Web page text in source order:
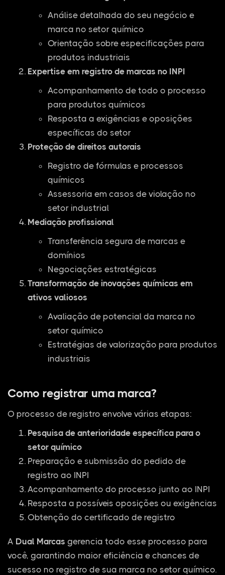
Análise detalhada do seu negócio e
marca no setor químico
Orientação sobre especificações para
produtos industriais
Expertise em registro de marcas no INPI
Acompanhamento de todo o processo
para produtos químicos
Resposta a exigências e oposições
específicas do setor
Proteção de direitos autorais
Registro de fórmulas e processos
químicos
Assessoria em casos de violação no
setor industrial
Mediação profissional
Transferência segura de marcas e
domínios
Negociações estratégicas
Transformação de inovações químicas em
ativos valiosos
Avaliação de potencial da marca no
setor químico
Estratégias de valorização para produtos
industriais
Como registrar uma marca?
O processo de registro envolve várias etapas:
Pesquisa de anterioridade específica para o
setor químico
Preparação e submissão do pedido de
registro ao INPI
Acompanhamento do processo junto ao INPI
Resposta a possíveis oposições ou exigências
Obtenção do certificado de registro
A Dual Marcas gerencia todo esse processo para
você, garantindo maior eficiência e chances de
sucesso no registro de sua marca no setor químico.